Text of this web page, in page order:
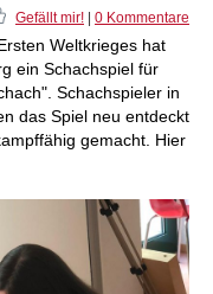
Gefällt mir! 0 Kommentare
Weltkrieges hat
ein Schachspiel für
Schachspieler in
das Spiel neu entdeckt
gemacht. Hier